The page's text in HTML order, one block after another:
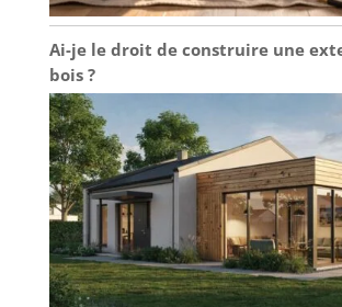
Ai-je le droit de construire une
bois ?